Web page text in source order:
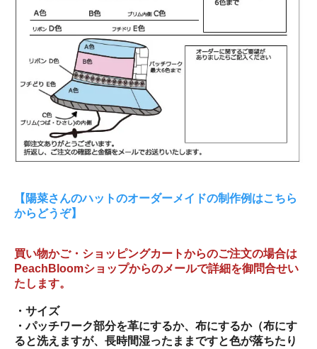
【陽菜さんのハットのオーダーメイドの制作例はこちら
からどうぞ】
買い物かご・ショッピングカートからのご注文の場合は
PeachBloomショップからのメールで詳細を御問合せい
たします。
・サイズ
・パッチワーク部分を革にするか、布にするか（布にす
ると洗えますが、 長時間湿ったままですと色が落ちたり